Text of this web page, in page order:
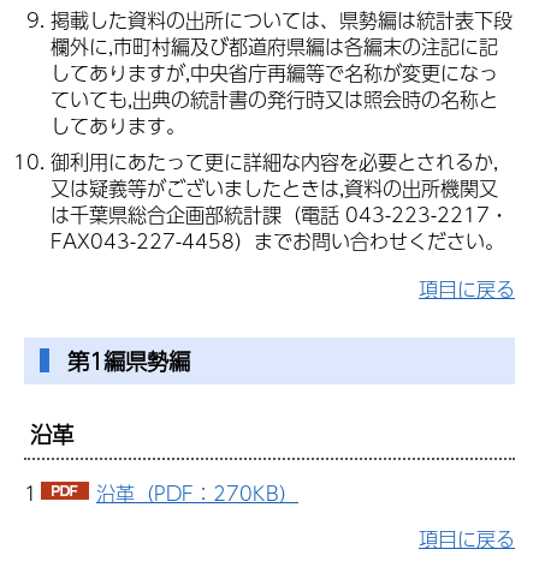
掲載した資料の出所については、県勢編は統計表下段
欄外に,市町村編及び都道府県編は各編末の注記に記
してありますが,中央省庁再編等で名称が変更になっ
ていても,出典の統計書の発行時又は照会時の名称と
してあります。
御利用にあたって更に詳細な内容を必要とされるか,
又は疑義等がございましたときは,資料の出所機関又
は千葉県総合企画部統計課（電話 043-223-2217・
FAX043-227-4458）までお問い合わせください。
項目に戻る
第1編県勢編
沿革
1
沿革（PDF：270KB）
項目に戻る